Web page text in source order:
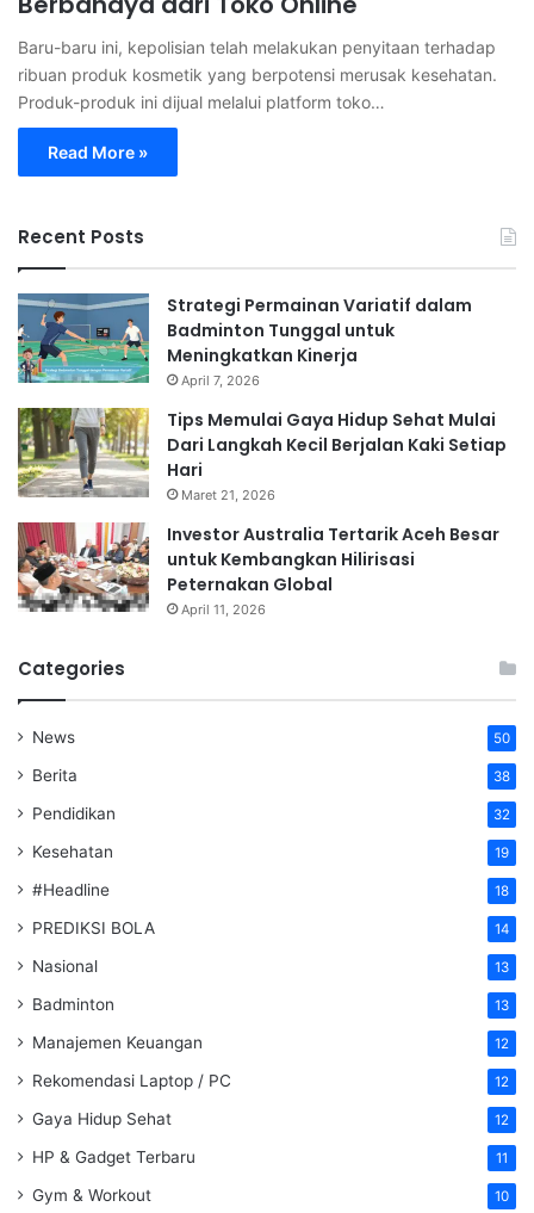
Baru-baru ini, kepolisian telah melakukan penyitaan terhadap
ribuan produk kosmetik yang berpotensi merusak kesehatan.
Produk-produk ini dijual melalui platform toko…
Read More »
Recent Posts
Strategi Permainan Variatif dalam
Badminton Tunggal untuk
Meningkatkan Kinerja
April 7, 2026
Tips Memulai Gaya Hidup Sehat Mulai
Dari Langkah Kecil Berjalan Kaki Setiap
Hari
Maret 21, 2026
Investor Australia Tertarik Aceh Besar
untuk Kembangkan Hilirisasi
Peternakan Global
April 11, 2026
Categories
News 50
Berita 38
Pendidikan 32
Kesehatan 19
#Headline 18
PREDIKSI BOLA 14
Nasional 13
Badminton 13
Manajemen Keuangan 12
Rekomendasi Laptop / PC 12
Gaya Hidup Sehat 12
HP & Gadget Terbaru 11
Gym & Workout 10